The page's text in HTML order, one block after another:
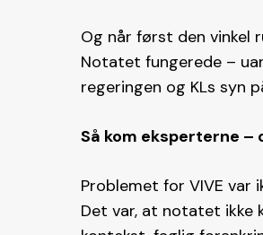
Og når først den vinkel
Notatet fungerede –
regeringen og KLs syn
Så kom eksperterne –
Problemet for VIVE var
Det var, at notatet ikke